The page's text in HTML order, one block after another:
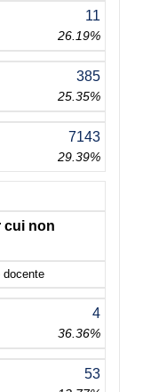
11
26.19%
385
25.35%
7143
29.39%
cui non
docente
4
36.36%
53